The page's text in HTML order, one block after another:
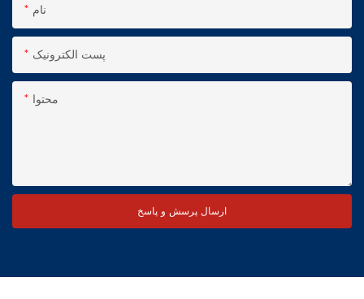
نام
پست الکترونیک
محتوا
ارسال پرسش و پاسخ